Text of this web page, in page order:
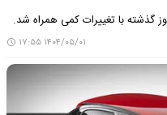
۱۴۰۴/۰۵/۰۱ ۱۷:۵۵